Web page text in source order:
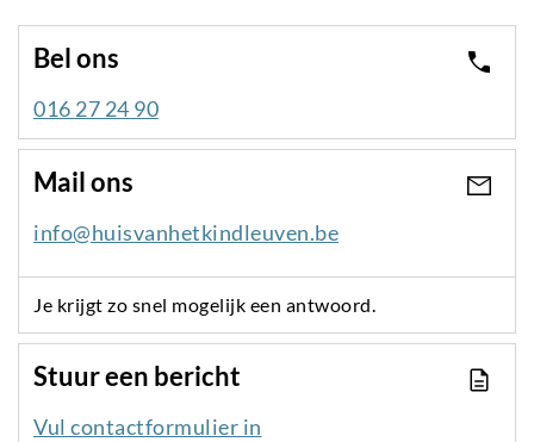
Bel ons
016 27 24 90
Mail ons
info@huisvanhetkindleuven.be
Je krijgt zo snel mogelijk een antwoord.
Stuur een bericht
Vul contactformulier in